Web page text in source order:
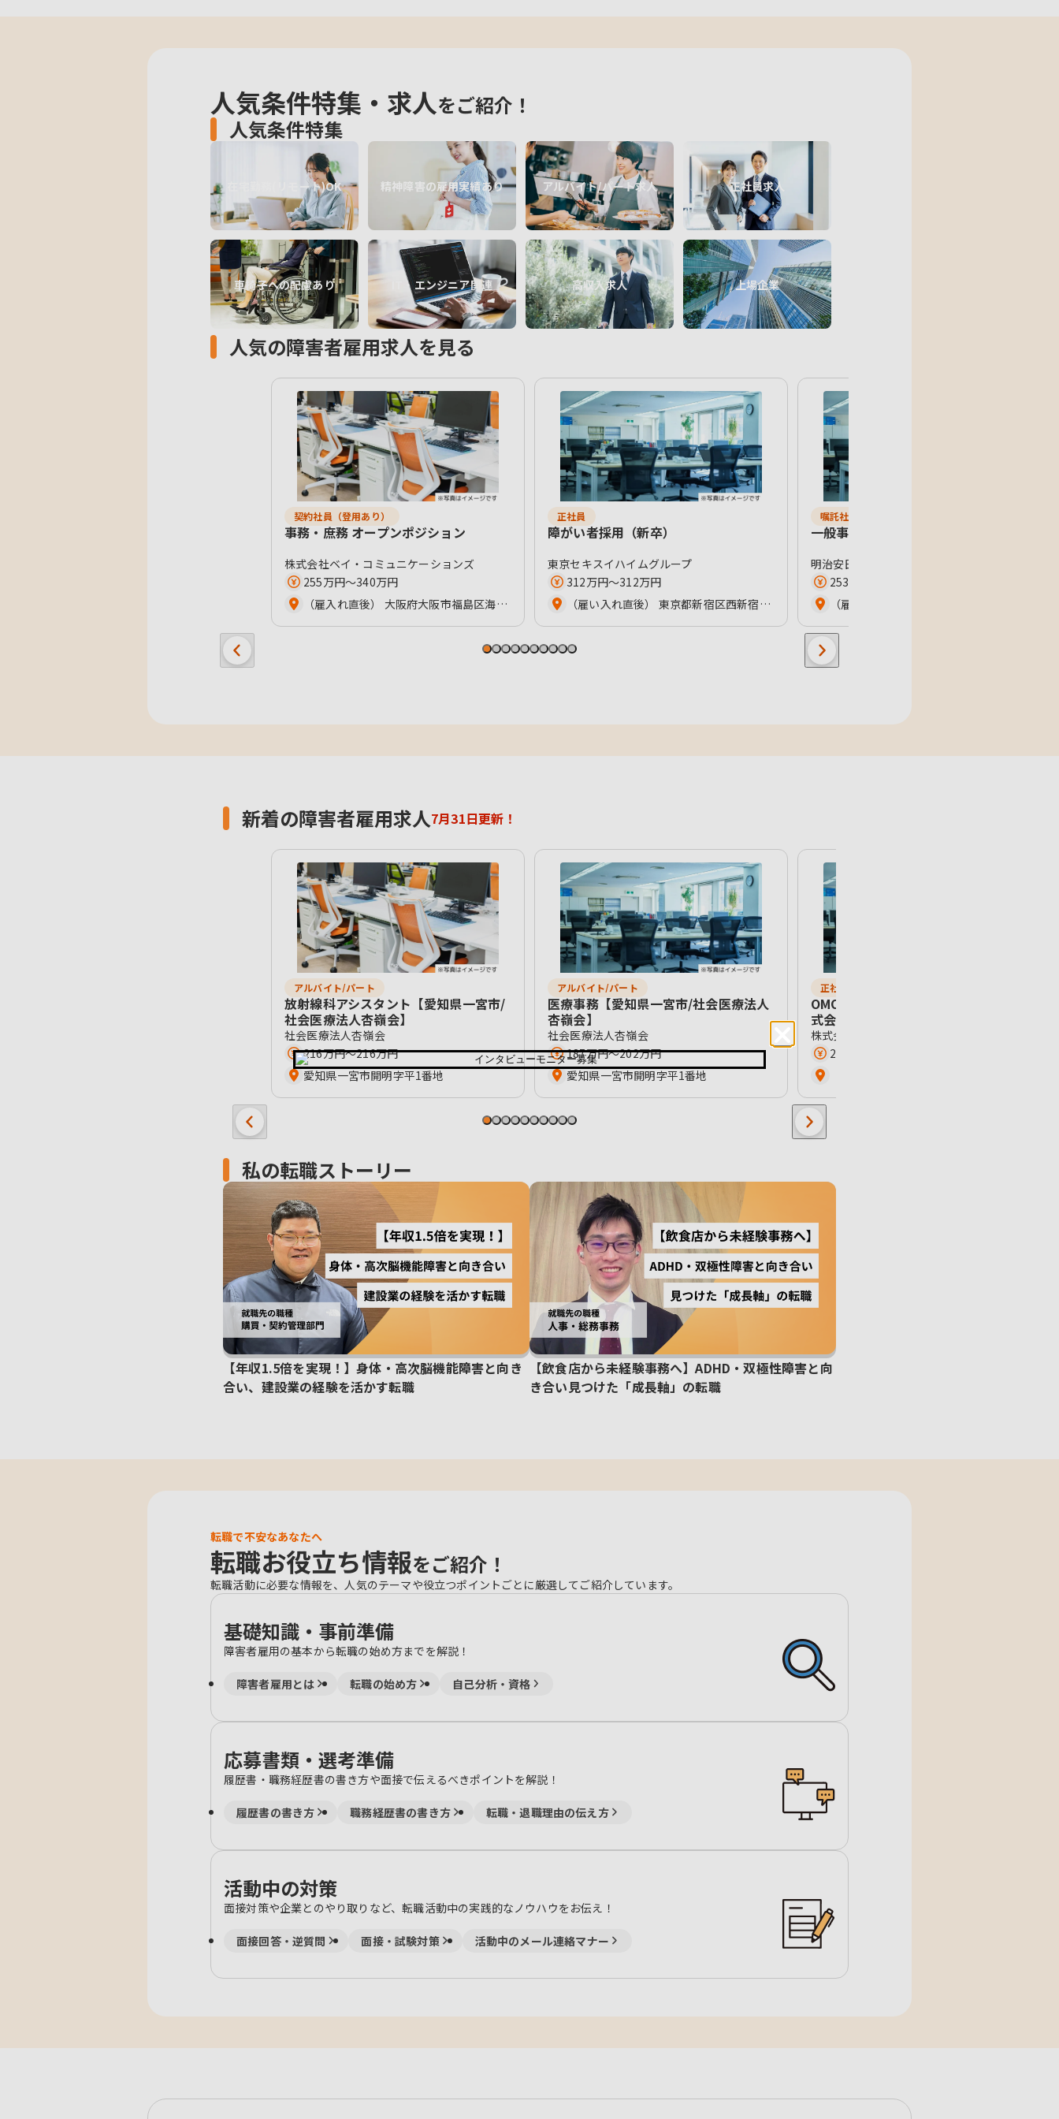
人気条件特集・求人をご紹介！
人気条件特集
在宅勤務(リモート)OK 精神障害の雇用実績あり アルバイト/パート求人 正社員求人
車椅子への配慮あり IT・エンジニア関連 高収入求人 上場企業
人気の障害者雇用求人を見る
契約社員（登用あり）
事務・庶務 オープンポジション
株式会社ベイ・コミュニケーションズ
255万円〜340万円
（雇入れ直後） 大阪府大阪市福島区海老江1-1-31 阪神野田センタービルディング4F 兵庫県尼崎市神田北通1丁目5番地 （変更の範囲） 会社の定める範囲
正社員
障がい者採用（新卒）
東京セキスイハイムグループ
312万円〜312万円
（雇い入れ直後） 東京都新宿区西新宿3-7-1 新宿パークタワー34階 神奈川県横浜市戸塚区川上町87-1 ウェルストン１ビル4F 神奈川県横浜市港北区新横浜2-3-4 クレシェンドビル 8階 神奈川県厚木市中町3-6-13 神奈中厚木第一ビル4階 千葉県千葉市美浜区中瀬2-6-1 WBGマリブイースト25階 千葉市中央区新田町36-15 オカバ千葉テックビル5階 埼玉県さいたま市大宮区桜木町1-398-1 アドグレイス大宮9F 埼玉県さいたま市北区宮原町2-86-4 山梨県中巨摩郡昭和町西条5229
嘱託社員（登用あり）
一般事務・営業事務
253万4000円〜281万4000円
7月31日更新！
新着の障害者雇用求人
アルバイト/パート
放射線科アシスタント【愛知県一宮市/
社会医療法人杏嶺会】
社会医療法人杏嶺会
216万円〜216万円
愛知県一宮市開明字平1番地
アルバイト/パート
医療事務【愛知県一宮市/社会医療法人
杏嶺会】
社会医療法人杏嶺会
187万円〜202万円
愛知県一宮市開明字平1番地
正社員
OMO本部顧客管理部【東京都渋谷区/株
式会社ユナイテッドアローズ】
株式会社ユナイテッドアローズ
299万円〜406万円
私の転職ストーリー
【年収1.5倍を実現！】身体・高次脳機能障害と向き
合い、建設業の経験を活かす転職
【飲食店から未経験事務へ】ADHD・双極性障害と向
き合い見つけた「成長軸」の転職
転職で不安なあなたへ
転職お役立ち情報をご紹介！
転職活動に必要な情報を、人気のテーマや役立つポイントごとに厳選してご紹介しています。
基礎知識・事前準備
障害者雇用の基本から転職の始め方までを解説！
障害者雇用とは 転職の始め方 自己分析・資格
応募書類・選考準備
履歴書・職務経歴書の書き方や面接で伝えるべきポイントを解説！
履歴書の書き方 職務経歴書の書き方 転職・退職理由の伝え方
活動中の対策
面接対策や企業とのやり取りなど、転職活動中の実践的なノウハウをお伝え！
面接回答・逆質問 面接・試験対策 活動中のメール連絡マナー